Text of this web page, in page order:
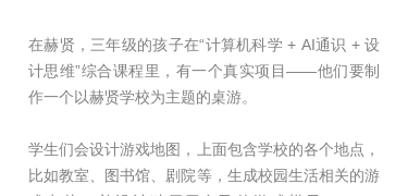
在赫贤，三年级的孩子在“计算机科学 + AI通识 + 设
计思维”综合课程里，有一个真实项目——他们要制
作一个以赫贤学校为主题的桌游。
学生们会设计游戏地图，上面包含学校的各个地点，
比如教室、图书馆、剧院等，生成校园生活相关的游